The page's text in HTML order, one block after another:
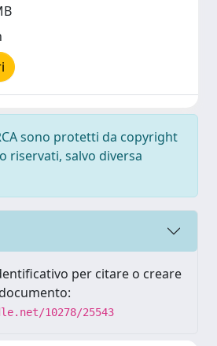
sono protetti da copyright
riservati, salvo diversa
per citare o creare
10278/25543